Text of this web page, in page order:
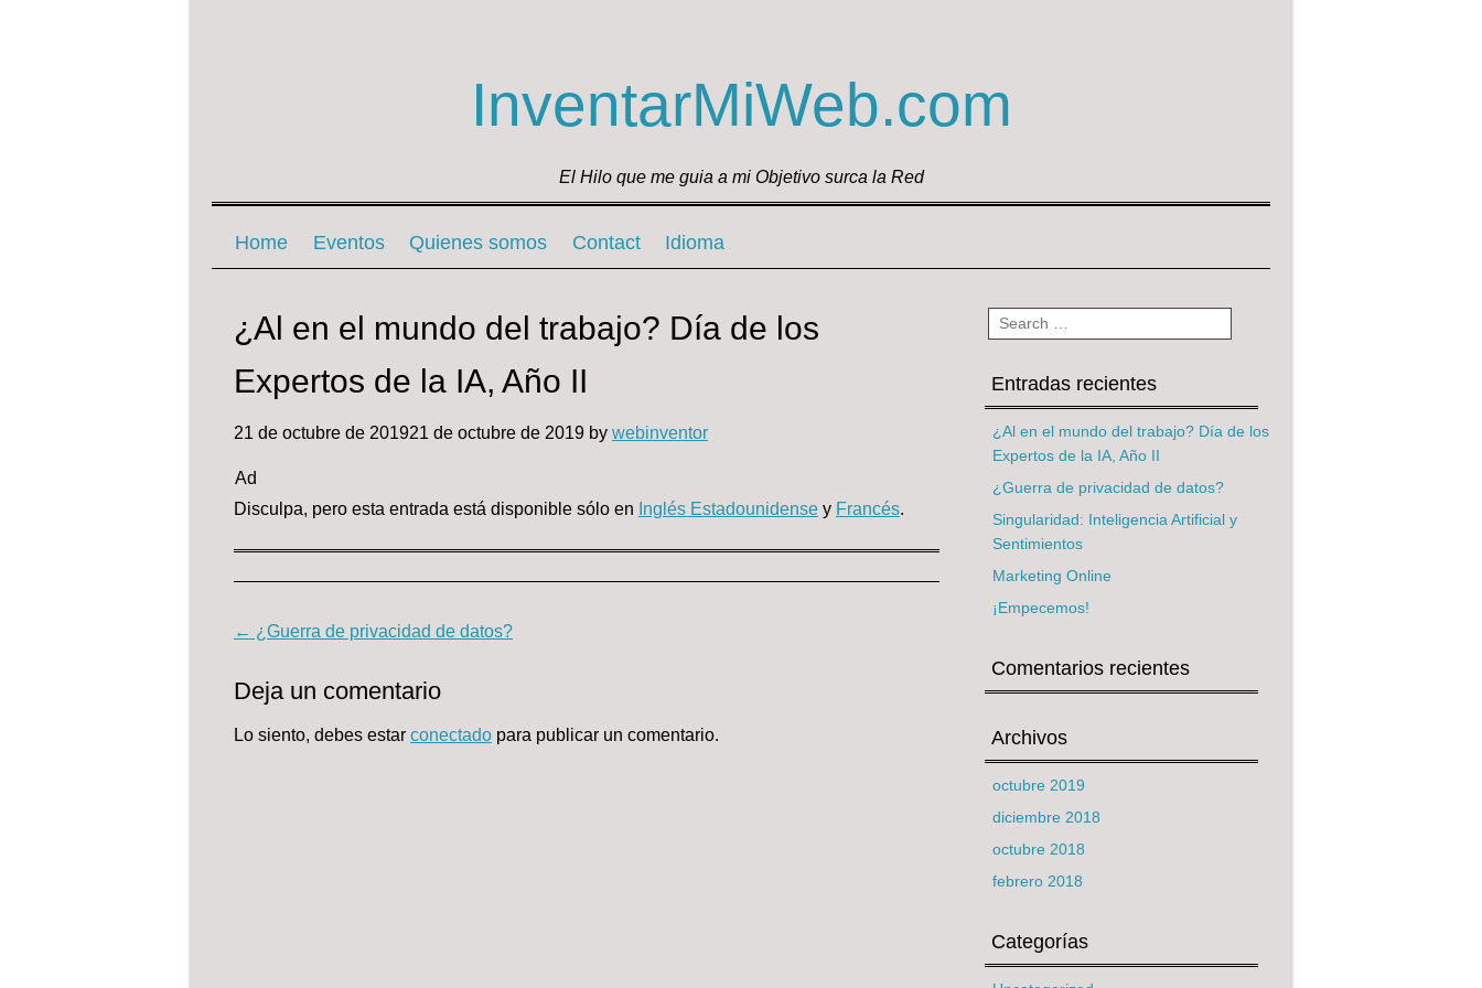
InventarMiWeb.com
El Hilo que me guia a mi Objetivo surca la Red
Menu ☰
Skip to content
Home Eventos Quienes somos Contact Idioma
¿Al en el mundo del trabajo? Día de los
Expertos de la IA, Año II
21 de octubre de 201921 de octubre de 2019 by webinventor
Ad
Disculpa, pero esta entrada está disponible sólo en Inglés Estadounidense y Francés.
Post navigation
← ¿Guerra de privacidad de datos?
Deja un comentario
Lo siento, debes estar conectado para publicar un comentario.
Search
Entradas recientes
¿Al en el mundo del trabajo? Día de los
Expertos de la IA, Año II
¿Guerra de privacidad de datos?
Singularidad: Inteligencia Artificial y
Sentimientos
Marketing Online
¡Empecemos!
Comentarios recientes
Archivos
octubre 2019
diciembre 2018
octubre 2018
febrero 2018
Categorías